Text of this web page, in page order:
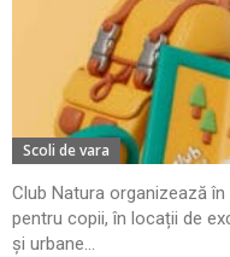
Scoli de vara
Club Natura organizează
pentru copii, în locații de
și urbane...